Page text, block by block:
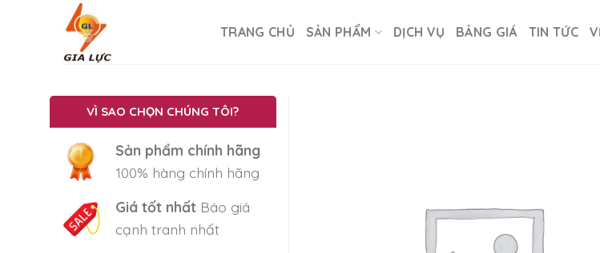
TRANG CHỦ SẢN PHẨM DỊCH VỤ BẢNG GIÁ TIN TỨC
VÌ SAO CHỌN CHÚNG TÔI?
Sản phẩm chính hãng
100% hàng chính hãng
Giá tốt nhấtBáo giá
cạnh tranh nhất